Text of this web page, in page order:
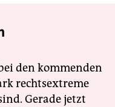
den kommenden
rechtsextreme
Gerade jetzt